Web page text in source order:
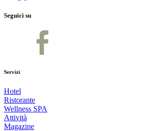
Seguici su
Servizi
Hotel
Ristorante
Wellness SPA
Attività
Magazine